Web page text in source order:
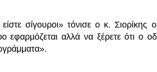
σίγουροι» τόνισε ο κ. Σιορίκης
εφαρμόζεται αλλά να ξέρετε ότι ο